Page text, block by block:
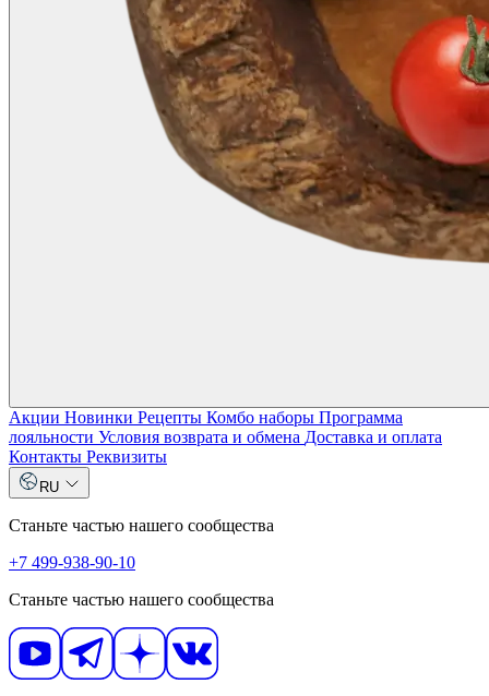
Акции Новинки Рецепты Комбо наборы Программа
лояльности Условия возврата и обмена Доставка и оплата
Контакты Реквизиты
RU
Станьте частью нашего сообщества
+7 499-938-90-10
Станьте частью нашего сообщества